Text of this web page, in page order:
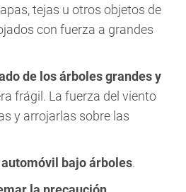
tejas u otros objetos de
con fuerza a grandes
de los árboles grandes y
frágil. La fuerza del viento
y arrojarlas sobre las
bajo árboles.